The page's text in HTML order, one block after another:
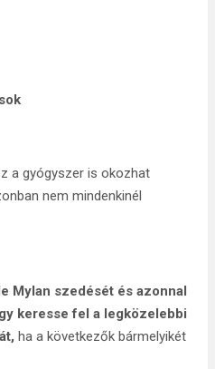
a gyógyszer is okozhat
nem mindenkinél
Mylan szedését és azonnal
keresse fel a legközelebbi
ha a következők bármelyikét